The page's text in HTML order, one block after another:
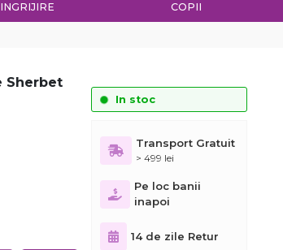
INGRIJIRE
COPII
Sherbet
In stoc
Transport Gratuit
> 499 lei
Pe loc banii
inapoi
14 de zile Retur